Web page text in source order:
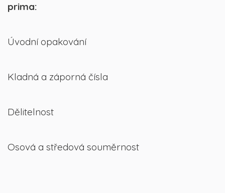
prima:
Úvodní opakování
Kladná a záporná čísla
Dělitelnost
Osová a středová souměrnost